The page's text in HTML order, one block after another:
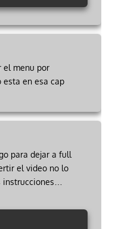
el menu por
esta en esa cap
para dejar a full
el video no lo